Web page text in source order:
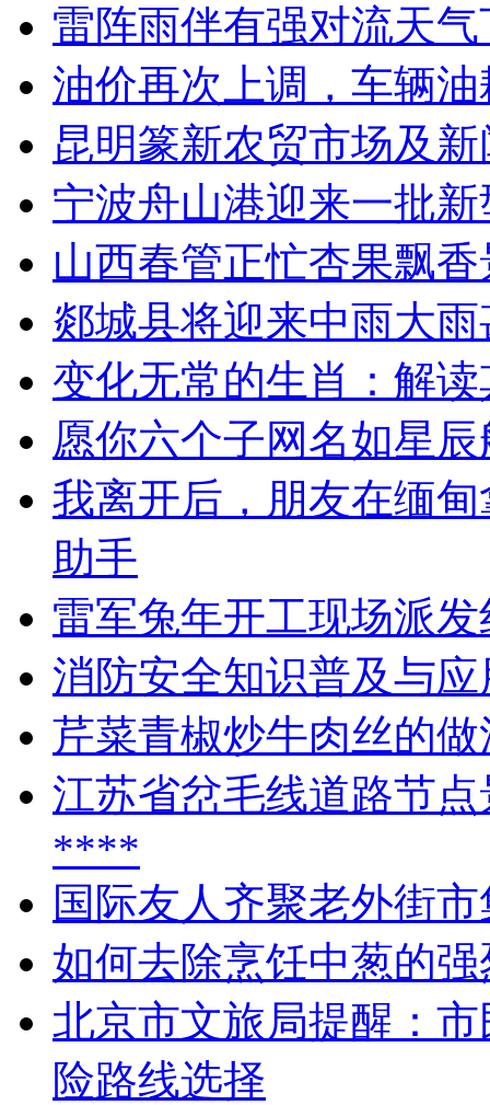
雷阵雨伴有强对流天
油价再次上调，车辆
昆明篆新农贸市场及
宁波舟山港迎来一批
山西春管正忙杏果飘
郯城县将迎来中雨大
变化无常的生肖：解
愿你六个子网名如星
我离开后，朋友在缅
助手
雷军兔年开工现场派
消防安全知识普及与
芹菜青椒炒牛肉丝的
江苏省岔毛线道路节
****
国际友人齐聚老外街
如何去除烹饪中葱的
北京市文旅局提醒：
险路线选择